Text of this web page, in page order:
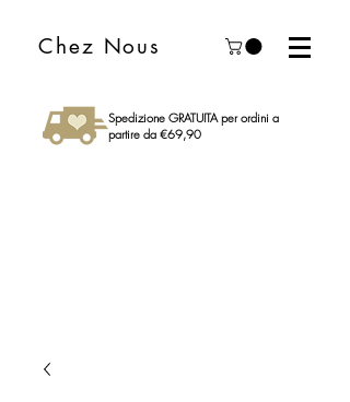
Chez Nous
Spedizione GRATUITA per ordini a
partire da €69,90